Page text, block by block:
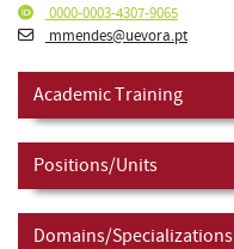
0000-0003-4307-9065
mmendes@uevora.pt
Academic Training
Positions/Units
Domains/Specializations